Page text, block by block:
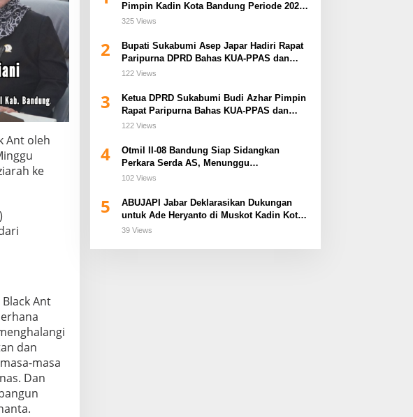
Ant oleh
ke
Ant
dan
masa
Dan
Pimpin Kadin Kota Bandung Periode 2026–
2031
325 Views
2
Bupati Sukabumi Asep Japar Hadiri Rapat
Paripurna DPRD Bahas KUA-PPAS dan
Raperda Disabilitas
122 Views
3
Ketua DPRD Sukabumi Budi Azhar Pimpin
Rapat Paripurna Bahas KUA-PPAS dan
Raperda Tirta Jaya
122 Views
4
Otmil II-08 Bandung Siap Sidangkan
Perkara Serda AS, Menunggu
Rekomendasi Korem Sunan Gunung Jati
102 Views
5
ABUJAPI Jabar Deklarasikan Dukungan
untuk Ade Heryanto di Muskot Kadin Kota
Bandung
39 Views